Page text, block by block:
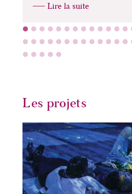
Lire la suite
Les projets